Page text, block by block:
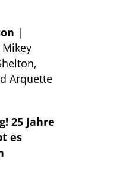
|
Arquette
25 Jahre
es